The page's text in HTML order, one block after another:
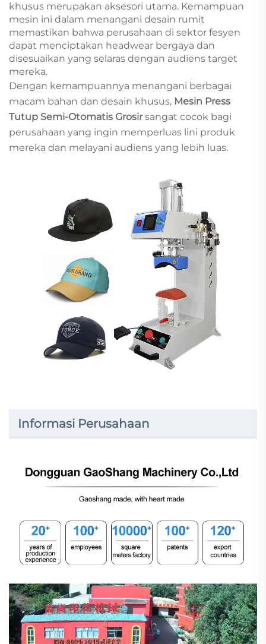
khusus merupakan aksesori utama. Kemampuan
mesin ini dalam menangani desain rumit
memastikan bahwa perusahaan di sektor fesyen
dapat menciptakan headwear bergaya dan
disesuaikan yang selaras dengan audiens target
mereka.
Dengan kemampuannya menangani berbagai
macam bahan dan desain khusus, Mesin Press
Tutup Semi-Otomatis Grosirsangat cocok bagi
perusahaan yang ingin memperluas lini produk
mereka dan melayani audiens yang lebih luas.
Informasi Perusahaan